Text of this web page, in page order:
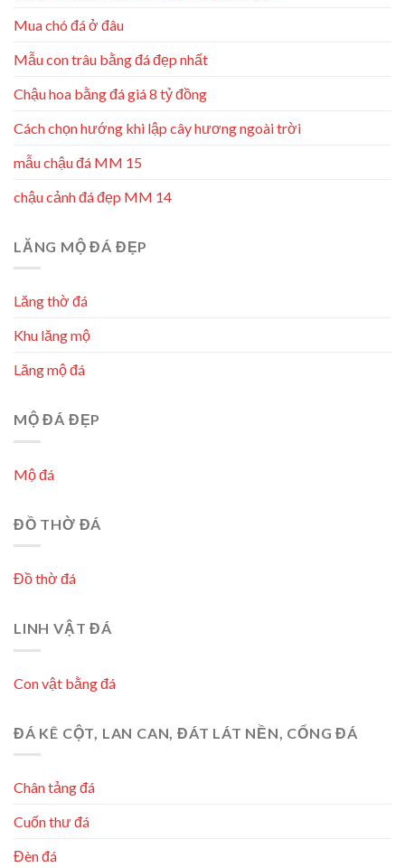
Mua chó đá ở đâu
Mẫu con trâu bằng đá đẹp nhất
Chậu hoa bằng đá giá 8 tỷ đồng
Cách chọn hướng khi lập cây hương ngoài trời
mẫu chậu đá MM 15
chậu cảnh đá đẹp MM 14
LĂNG MỘ ĐÁ ĐẸP
Lăng thờ đá
Khu lăng mộ
Lăng mộ đá
MỘ ĐÁ ĐẸP
Mộ đá
ĐỒ THỜ ĐÁ
Đồ thờ đá
LINH VẬT ĐÁ
Con vật bằng đá
ĐÁ KÊ CỘT, LAN CAN, ĐÁT LÁT NỀN, CỔNG ĐÁ
Chân tảng đá
Cuốn thư đá
Đèn đá